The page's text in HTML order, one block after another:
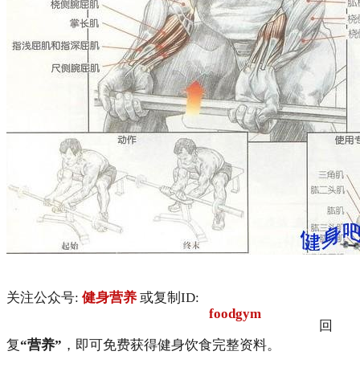
关注公众号: 健身营养 或复制ID:
foodgym
回
复“营养” ，即可免费获得健身饮食完整资料。